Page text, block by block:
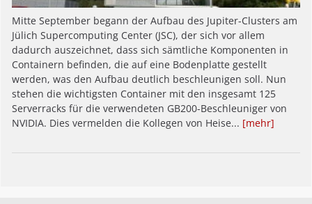
Mitte September begann der Aufbau des Jupiter-Clusters am
Jülich Supercomputing Center (JSC), der sich vor allem
dadurch auszeichnet, dass sich sämtliche Komponenten in
Containern befinden, die auf eine Bodenplatte gestellt
werden, was den Aufbau deutlich beschleunigen soll. Nun
stehen die wichtigsten Container mit den insgesamt 125
Serverracks für die verwendeten GB200-Beschleuniger von
NVIDIA. Dies vermelden die Kollegen von Heise... [mehr]